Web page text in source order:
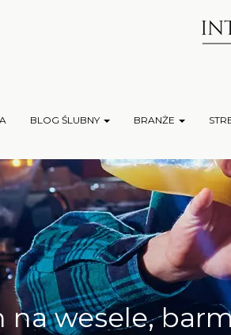
BLOG ŚLUBNY BRANŻE
na wesele,